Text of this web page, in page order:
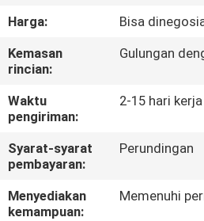
KONTROL
KUALITAS
HUBUNGI
KAMI
BERITA
Harga:
Bisa
Kemasan
rincian:
Gulungan
Waktu
pengiriman:
2-15 hari kerja
Syarat-syarat
pembayaran:
Perundingan
Menyediakan
kemampuan:
Memenuhi